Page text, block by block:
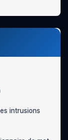
intrusions